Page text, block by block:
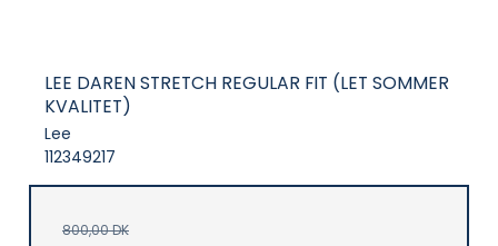
LEE DAREN STRETCH REGULAR FIT (LET SOMMER
KVALITET)
Lee
112349217
800,00 DK